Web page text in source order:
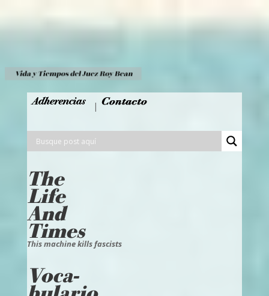
|
The
Life
And
Times
This machine kills fascists
Voca-